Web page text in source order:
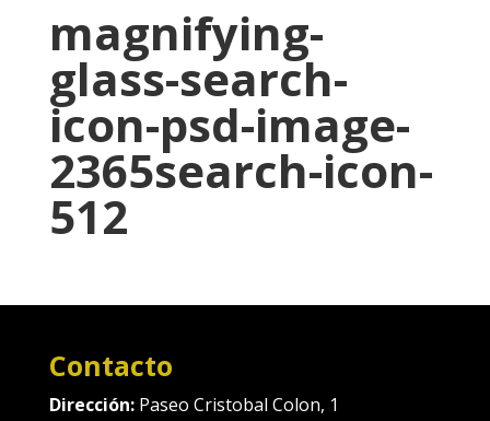
magnifying-
glass-search-
icon-psd-image-
2365search-icon-
512
Contacto
Dirección: Paseo Cristobal Colon, 1